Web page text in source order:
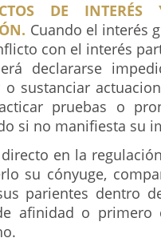
DE INTERÉS
Cuando el interés
con el interés
declararse
sustanciar
pruebas o
si no manifiesta su
en la
su cónyuge,
parientes dentro
afinidad o